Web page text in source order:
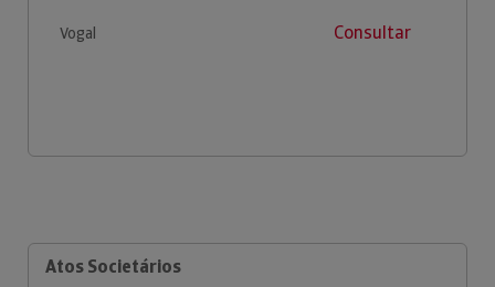
Vogal Consultar
Atos Societários